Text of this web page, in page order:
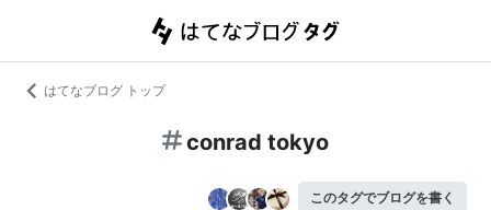
はてなブログ トップ
conrad tokyo
このタグでブログを書く